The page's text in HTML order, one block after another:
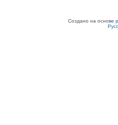
Создано на основе